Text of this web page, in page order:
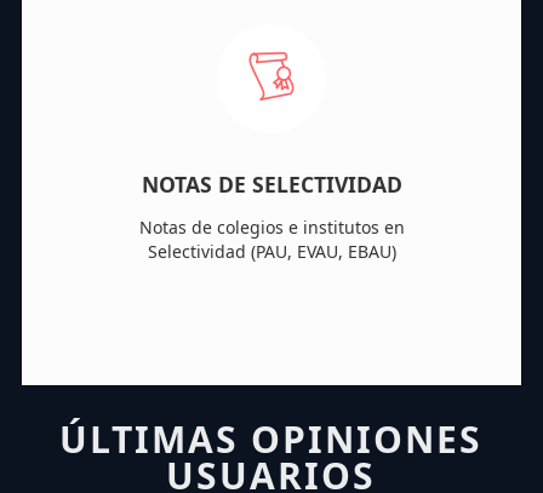
NOTAS DE SELECTIVIDAD
Notas de colegios e institutos en
Selectividad (PAU, EVAU, EBAU)
ÚLTIMAS OPINIONES
USUARIOS